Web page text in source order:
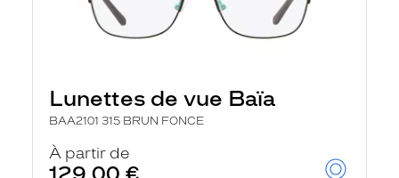
Lunettes de vue Baïa
BAA2101 315 BRUN FONCE
À partir de